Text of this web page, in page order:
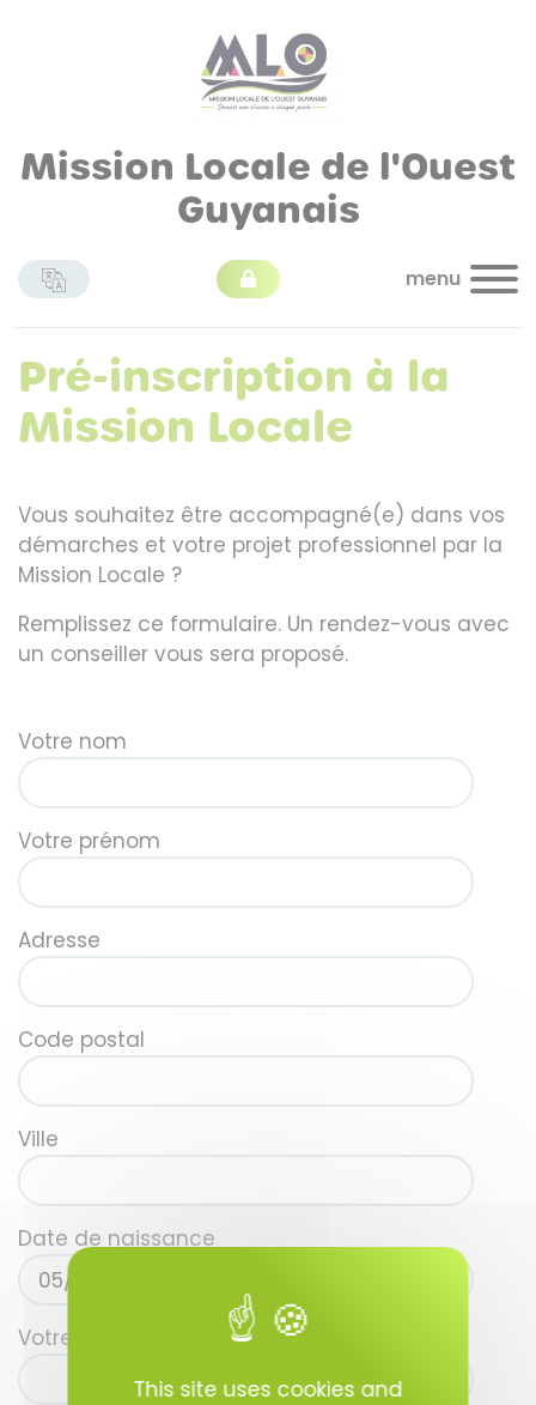
Mission Locale de l'Ouest
Guyanais
menu
Pré-inscription à la
Mission Locale
Vous souhaitez être accompagné(e) dans vos
démarches et votre projet professionnel par la
Mission Locale ?
Remplissez ce formulaire. Un rendez-vous avec
un conseiller vous sera proposé.
Votre nom
Votre prénom
Adresse
Code postal
Ville
Date de naissance
Votre téléphone
This site uses cookies and